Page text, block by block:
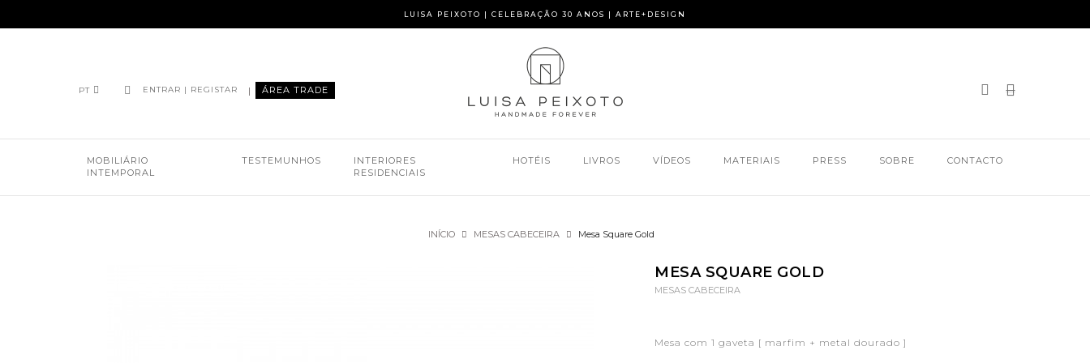
LUISA PEIXOTO | CELEBRAÇÃO 30 ANOS | ARTE+DESIGN
PT ENTRAR | REGISTAR | ÁREA TRADE
MOBILIÁRIO
INTEMPORAL
TESTEMUNHOS
INTERIORES
RESIDENCIAIS
HOTÉIS LIVROS VÍDEOS MATERIAIS PRESS SOBRE CONTACTO
INÍCIO MESAS CABECEIRA Mesa Square Gold
MESA SQUARE GOLD
MESAS CABECEIRA
Mesa com 1 gaveta [ marfim + metal dourado ]